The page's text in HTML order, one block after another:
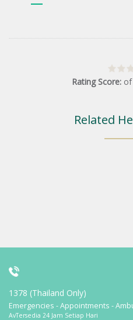
Rating Score: of
Related
1378 (Thailand Only)
Emergencies - Appointments -
AvTersedia 24 Jam Setiap Hari